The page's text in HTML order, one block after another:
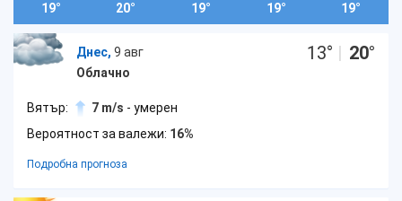
19° 20° 19° 19° 19°
Днес, 9 авг
Облачно
13° | 20°
Вятър: 7 m/s - умерен
Вероятност за валежи: 16%
Подробна прогноза